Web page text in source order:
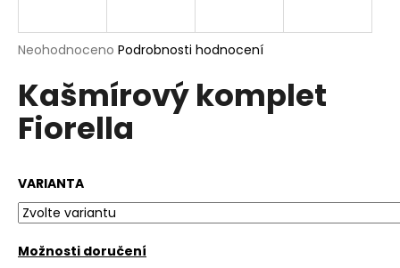
Průměrné
produktu
je
0,0
Neohodnoceno Podrobnosti hodnocení
Kašmírový komplet
Fiorella
VARIANTA
Možnosti doručení
j
t
?
HLEDAT